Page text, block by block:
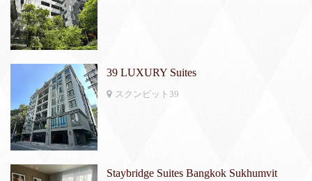
39 LUXURY Suites
スクンビット39
Staybridge Suites Bangkok Sukhumvit